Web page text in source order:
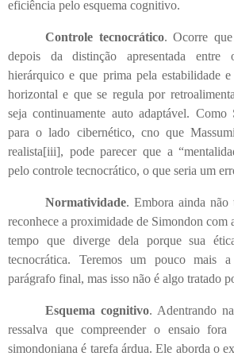
eficiência pelo esquema cognitivo.
Controle tecnocrático. Ocorre que
depois da distinção apresentada entre
hierárquico e que prima pela estabilidade
horizontal e que se regula por
seja continuamente auto adaptável. Como
para o lado cibernético, cno que
realista[iii], pode parecer que a
pelo controle tecnocrático, o que seria um
Normatividade. Embora ainda
reconhece a proximidade de Simondon com
tempo que diverge dela porque sua
tecnocrática. Teremos um pouco mais
parágrafo final, mas isso não é algo tratado
Esquema cognitivo. Adentrando
ressalva que compreender o ensaio
simondoniana é tarefa árdua. Ele aborda o